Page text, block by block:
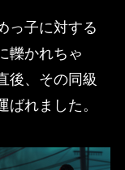
っ子に対する
轢かれちゃ
後、その同級
れました。